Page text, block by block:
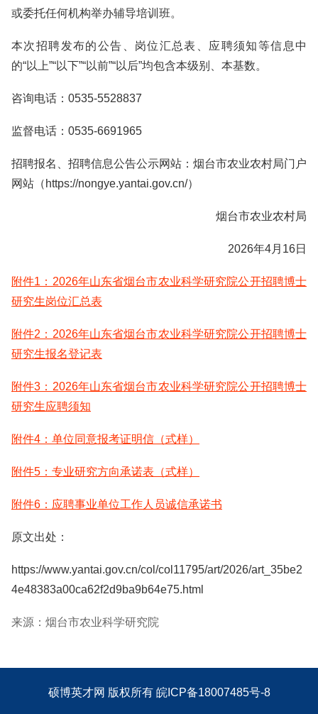
或委托任何机构举办辅导培训班。
本次招聘发布的公告、岗位汇总表、应聘须知等信息中
的“以上”“以下”“以前”“以后”均包含本级别、本基数。
咨询电话：0535-5528837
监督电话：0535-6691965
招聘报名、招聘信息公告公示网站：烟台市农业农村局门户
网站（https://nongye.yantai.gov.cn/）
烟台市农业农村局
2026年4月16日
附件1：2026年山东省烟台市农业科学研究院公开招聘博士
研究生岗位汇总表
附件2：2026年山东省烟台市农业科学研究院公开招聘博士
研究生报名登记表
附件3：2026年山东省烟台市农业科学研究院公开招聘博士
研究生应聘须知
附件4：单位同意报考证明信（式样）
附件5：专业研究方向承诺表（式样）
附件6：应聘事业单位工作人员诚信承诺书
原文出处：
https://www.yantai.gov.cn/col/col11795/art/2026/art_35be2
4e48383a00ca62f2d9ba9b64e75.html
来源：烟台市农业科学研究院
硕博英才网 版权所有 皖ICP备18007485号-8